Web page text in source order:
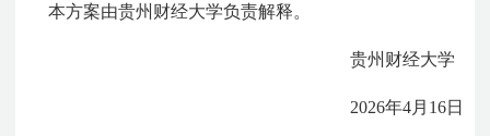
本方案由贵州财经大学负责解释。
贵州财经大学
2026年4月16日